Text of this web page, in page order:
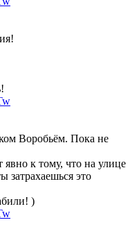
Воробьём. Пока не
к тому, что на улице
затрахаешься это
)